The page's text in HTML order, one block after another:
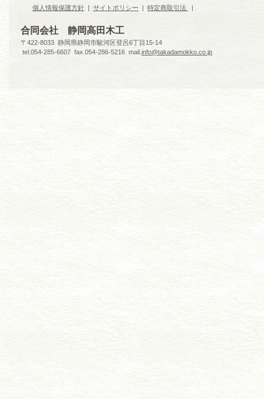
個人情報保護方針 | サイトポリシー | 特定商取引法 |
合同会社 静岡高田木工
〒422-8033 静岡県静岡市駿河区登呂6丁目15-14
tel.054-285-6607 fax.054-286-5216 mail. info@takadamokko.co.jp